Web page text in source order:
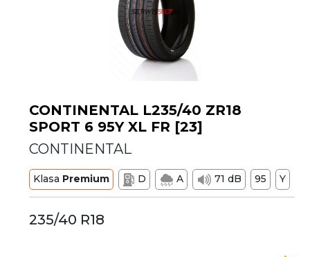
CONTINENTAL L235/40 ZR18
SPORT 6 95Y XL FR [23]
CONTINENTAL
Klasa Premium D A 71 dB 95 Y
235/40 R18